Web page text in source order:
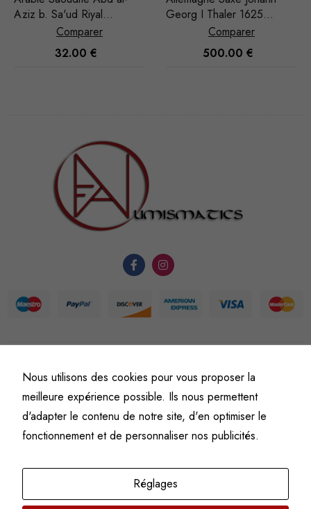
Aziz b. Sa'ud Riyal
1935/AH 1354
Comparer
32.00 €
Georg I Thaler 1625
Comparer
500.00 €
©Fine art numismatics– Tous droits réservés.
Politique de confidentialitéConditions générales de vente et d’utilisation
Mentions légales
Nous utilisons des cookies pour vous proposer la
meilleure expérience possible. Ils nous permettent
d'adapter le contenu de notre site, d'en optimiser le
fonctionnement et de personnaliser nos publicités.
Réglages
du site Web.
Afin que
et la
structure du
site Web, en
fonction de
l'usage qu'il